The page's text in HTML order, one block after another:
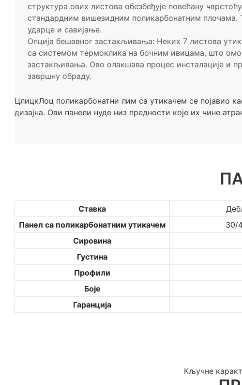
структура ових листова обезбеђује повећану
стандардним вишезидним поликарбонатним плочама.
ударце и савијање.
Опција бешавног застакљивања: Неких 7 листова
са системом термоклика на бочним ивицама, што
застакљивања. Ово олакшава процес инсталације и
завршну обраду.
ЦлицкЛоц поликарбонатни лим са утикачем се појавио
дизајна. Ови панели нуде низ предности које их чине
Ставка
Панел са поликарбонатним утикачем
30/
Сировина
Густина
Профили
Боје
Гаранција
Кључне